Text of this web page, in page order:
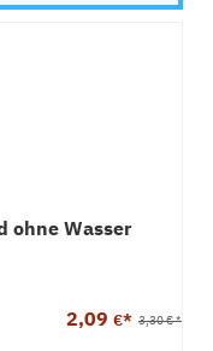
ohne Wasser
2,09 €* 3,30 € *